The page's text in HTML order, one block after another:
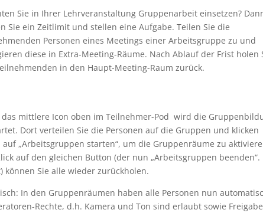
Sie in Ihrer Lehrveranstaltung Gruppenarbeit einsetzen?
Sie ein Zeitlimit und stellen eine Aufgabe. Teilen Sie die
Personen eines Meetings einer Arbeitsgruppe zu und
diese in Extra-Meeting-Räume. Nach Ablauf der Frist holen
in den Haupt-Meeting-Raum zurück.
das mittlere Icon oben im Teilnehmer-Pod wird die
Dort verteilen Sie die Personen auf die Gruppen und klicken
auf „Arbeitsgruppen starten“, um die Gruppenräume zu
auf den gleichen Button (der nun „Arbeitsgruppen beenden“.
können Sie alle wieder zurückholen.
In den Gruppenräumen haben alle Personen nun
Rechte, d.h. Kamera und Ton sind erlaubt sowie